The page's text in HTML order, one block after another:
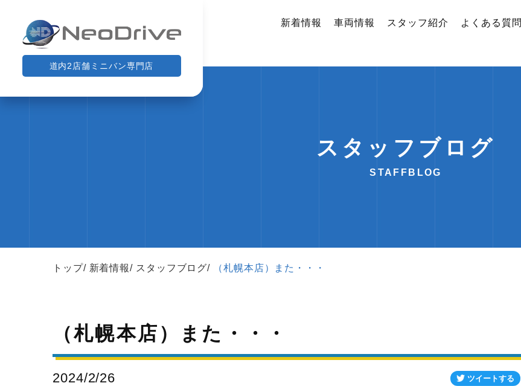
道内2店舗ミニバン専門店
新着情報 車両情報 スタッフ紹介 よくある質問
スタッフブログ
STAFFBLOG
トップ 新着情報 スタッフブログ （札幌本店）また・・・
（札幌本店）また・・・
2024/2/26 ツイートする